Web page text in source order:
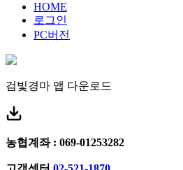
HOME
로그인
PC버전
검빛경마 앱 다운로드
농협계좌 : 069-01253282